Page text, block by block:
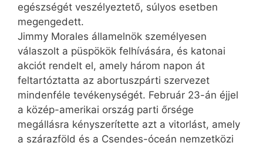
egészségét veszélyeztető, súlyos esetben
megengedett.
Jimmy Morales államelnök személyesen
válaszolt a püspökök felhívására, és katonai
akciót rendelt el, amely három napon át
feltartóztatta az abortuszpárti szervezet
mindenféle tevékenységét. Február 23-án éjjel
a közép-amerikai ország parti őrsége
megállásra kényszerítette azt a vitorlást, amely
a szárazföld és a Csendes-óceán nemzetközi